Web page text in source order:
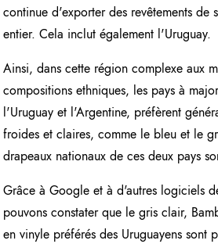
continue d'exporter des revêtements de
entier. Cela inclut également l'Uruguay.
Ainsi, dans cette région complexe aux
compositions ethniques, les pays à
l'Uruguay et l'Argentine, préfèrent
froides et claires, comme le bleu et le
drapeaux nationaux de ces deux pays
Grâce à Google et à d'autres logiciels
pouvons constater que le gris clair,
en vinyle préférés des Uruguayens sont